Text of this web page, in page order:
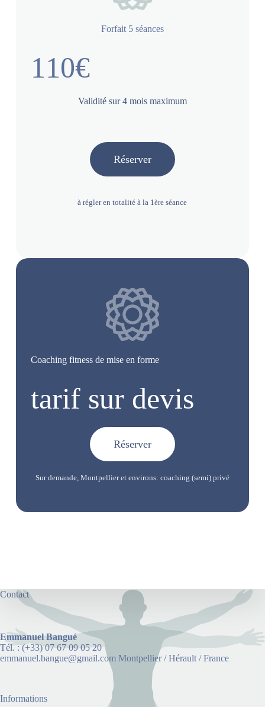
Forfait 5 séances
110€
Validité sur 4 mois maximum
Réserver
à régler en totalité à la 1ère séance
Coaching fitness de mise en forme
tarif sur devis
Réserver
Sur demande, Montpellier et environs: coaching (semi) privé
Contact
Emmanuel Bangué
Tél. : (+33) 07 67 09 05 20
emmanuel.bangue@gmail.com Montpellier / Hérault / France
Informations